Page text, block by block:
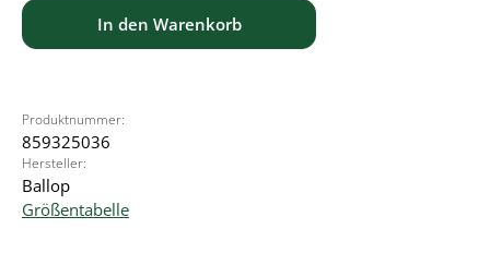
In den Warenkorb
Produktnummer:
859325036
Hersteller:
Ballop
Größentabelle